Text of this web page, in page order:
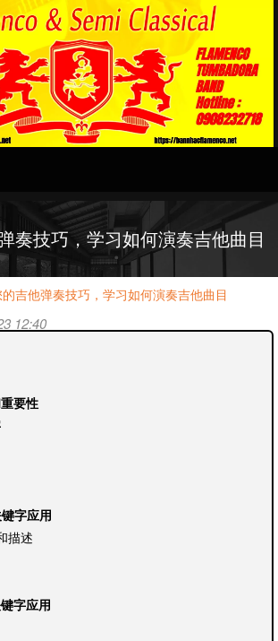
奏技巧，学习如何演奏吉他曲目
吉他弹奏技巧，学习如何演奏吉他曲目
12:40
要性
字应用
描述
字应用